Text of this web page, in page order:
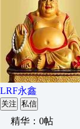
LRF永鑫
关注 私信
精华：0帖